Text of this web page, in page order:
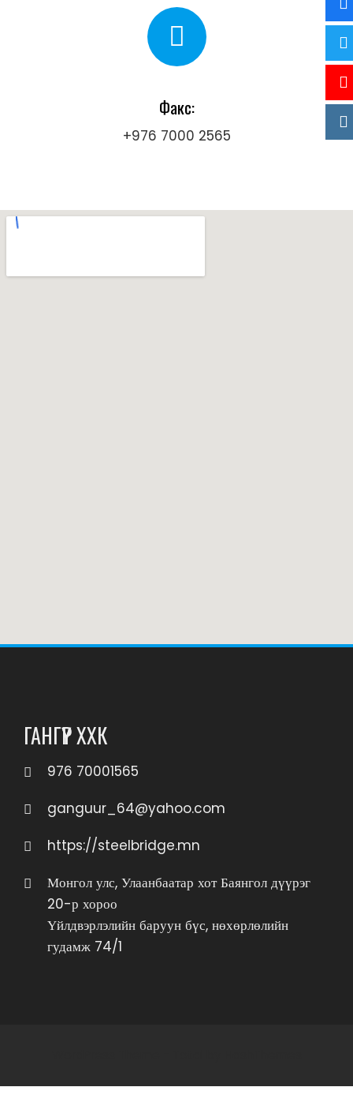
Факс:
+976 7000 2565
ГАНГҮҮР ХХК
976 70001565
ganguur_64@yahoo.com
https://steelbridge.mn
Монгол улс, Улаанбаатар хот Баянгол дүүрэг
20-р хороо
Үйлдвэрлэлийн баруун бүс, нөхөрлөлийн
гудамж 74/1